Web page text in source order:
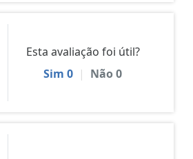
Esta avaliação foi útil?
Sim 0 | Não0